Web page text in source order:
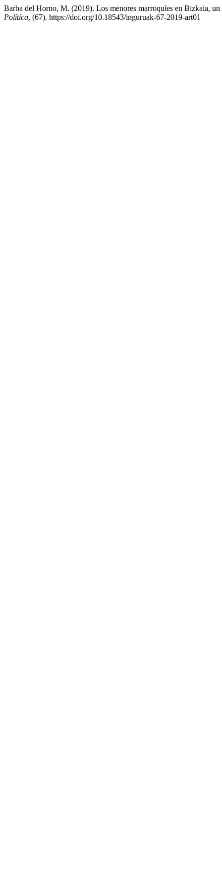
Barba del Horno, M. (2019). Los menores marroquíes en Bizkaia,
Política, (67). https://doi.org/10.18543/inguruak-67-2019-art01